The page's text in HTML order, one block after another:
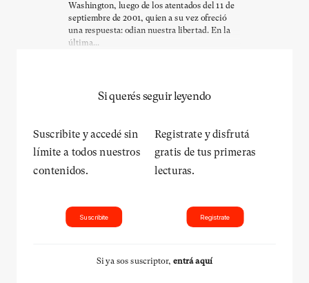
Washington, luego de los atentados del 11 de
septiembre de 2001, quien a su vez ofreció
una respuesta: odian nuestra libertad. En la
última...
Si querés seguir leyendo
Suscribite y accedé sin
límite a todos nuestros
contenidos.
Suscribite
Registrate y disfrutá
gratis de tus primeras
lecturas.
Registrate
Si ya sos suscriptor, entrá aquí